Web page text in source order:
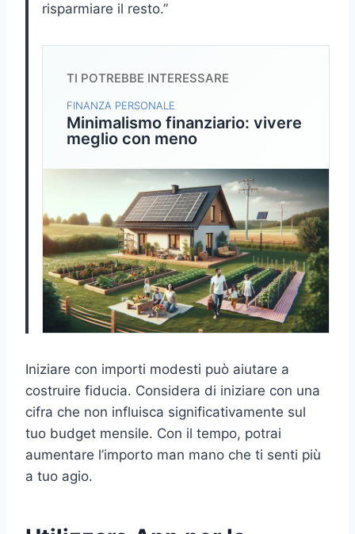
risparmiare il resto.”
TI POTREBBE INTERESSARE
FINANZA PERSONALE
Minimalismo finanziario: vivere
meglio con meno
Iniziare con importi modesti può aiutare a
costruire fiducia. Considera di iniziare con una
cifra che non influisca significativamente sul
tuo budget mensile. Con il tempo, potrai
aumentare l’importo man mano che ti senti più
a tuo agio.